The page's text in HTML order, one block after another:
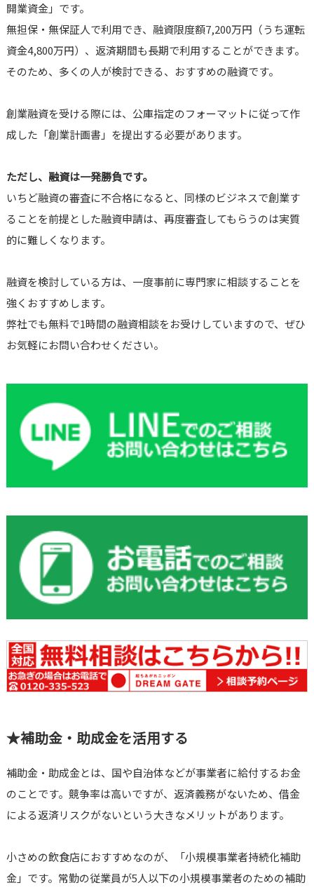
開業資金」です。
無担保・無保証人で利用でき、融資限度額7,200万円（うち運転
資金4,800万円）、返済期間も長期で利用することができます。
そのため、多くの人が検討できる、おすすめの融資です。
創業融資を受ける際には、公庫指定のフォーマットに従って作
成した「創業計画書」を提出する必要があります。
ただし、融資は一発勝負です。
いちど融資の審査に不合格になると、同様のビジネスで創業す
ることを前提とした融資申請は、再度審査してもらうのは実質
的に難しくなります。
融資を検討している方は、一度事前に専門家に相談することを
強くおすすめします。
弊社でも無料で1時間の融資相談をお受けしていますので、ぜひ
お気軽にお問い合わせください。
★補助金・助成金を活用する
補助金・助成金とは、国や自治体などが事業者に給付するお金
のことです。競争率は高いですが、返済義務がないため、借金
による返済リスクがないという大きなメリットがあります。
小さめの飲食店におすすめなのが、「小規模事業者持続化補助
金」です。常勤の従業員が5人以下の小規模事業者のための補助